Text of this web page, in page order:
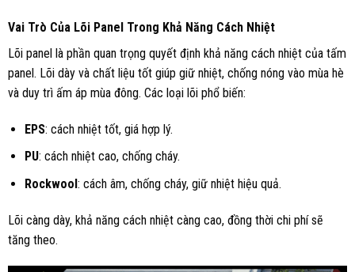
Vai Trò Của Lõi Panel Trong Khả Năng Cách Nhiệt
Lõi panel là phần quan trọng quyết định khả năng cách nhiệt của tấm
panel. Lõi dày và chất liệu tốt giúp giữ nhiệt, chống nóng vào mùa hè
và duy trì ấm áp mùa đông. Các loại lõi phổ biến:
EPS: cách nhiệt tốt, giá hợp lý.
PU: cách nhiệt cao, chống cháy.
Rockwool: cách âm, chống cháy, giữ nhiệt hiệu quả.
Lõi càng dày, khả năng cách nhiệt càng cao, đồng thời chi phí sẽ
tăng theo.